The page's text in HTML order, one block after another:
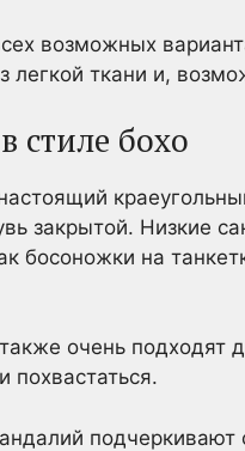
возможных
легкой ткани и,
стиле бохо
закрытой. Низкие
босоножки на
очень подходят
похвастаться.